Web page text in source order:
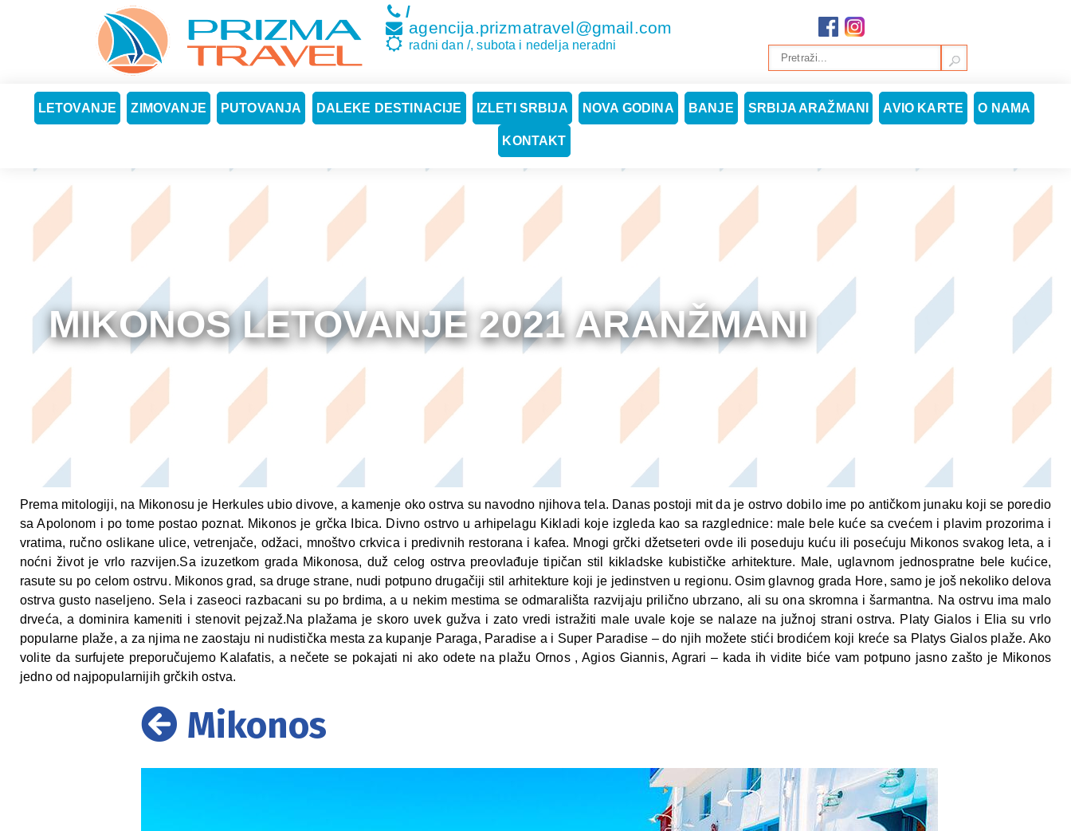
/
agencija.prizmatravel@gmail.com
radni dan /, subota i nedelja neradni
LETOVANJE ZIMOVANJE PUTOVANJA DALEKE DESTINACIJE IZLETI SRBIJA NOVA GODINA BANJE SRBIJA ARAŽMANI AVIO KARTE O NAMA
KONTAKT
MIKONOS LETOVANJE 2021 ARANŽMANI
Prema mitologiji, na Mikonosu je Herkules ubio divove, a kamenje oko ostrva su navodno njihova tela. Danas postoji mit da je ostrvo dobilo ime po antičkom junaku koji se poredio
sa Apolonom i po tome postao poznat. Mikonos je grčka Ibica. Divno ostrvo u arhipelagu Kikladi koje izgleda kao sa razglednice: male bele kuće sa cvećem i plavim prozorima i
vratima, ručno oslikane ulice, vetrenjače, odžaci, mnoštvo crkvica i predivnih restorana i kafea. Mnogi grčki džetseteri ovde ili poseduju kuću ili posećuju Mikonos svakog leta, a i
noćni život je vrlo razvijen.Sa izuzetkom grada Mikonosa, duž celog ostrva preovlađuje tipičan stil kikladske kubističke arhitekture. Male, uglavnom jednospratne bele kućice,
rasute su po celom ostrvu. Mikonos grad, sa druge strane, nudi potpuno drugačiji stil arhitekture koji je jedinstven u regionu. Osim glavnog grada Hore, samo je još nekoliko delova
ostrva gusto naseljeno. Sela i zaseoci razbacani su po brdima, a u nekim mestima se odmarališta razvijaju prilično ubrzano, ali su ona skromna i šarmantna. Na ostrvu ima malo
drveća, a dominira kameniti i stenovit pejzaž.Na plažama je skoro uvek gužva i zato vredi istražiti male uvale koje se nalaze na južnoj strani ostrva. Platy Gialos i Elia su vrlo
popularne plaže, a za njima ne zaostaju ni nudistička mesta za kupanje Paraga, Paradise a i Super Paradise – do njih možete stići brodićem koji kreće sa Platys Gialos plaže. Ako
volite da surfujete preporučujemo Kalafatis, a nečete se pokajati ni ako odete na plažu Ornos , Agios Giannis, Agrari – kada ih vidite biće vam potpuno jasno zašto je Mikonos
jedno od najpopularnijih grčkih ostva.